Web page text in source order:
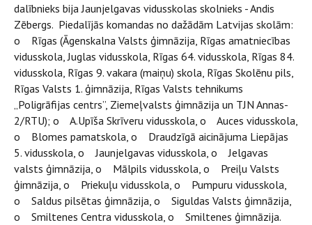
dalībnieks bija Jaunjelgavas vidusskolas skolnieks - Andis
Zēbergs. Piedalījās komandas no dažādām Latvijas skolām:
o Rīgas (Āgenskalna Valsts ģimnāzija, Rīgas amatniecības
vidusskola, Juglas vidusskola, Rīgas 64. vidusskola, Rīgas 84.
vidusskola, Rīgas 9. vakara (maiņu) skola, Rīgas Skolēnu pils,
Rīgas Valsts 1. ģimnāzija, Rīgas Valsts tehnikums
„Poligrāfijas centrs”, Ziemeļvalsts ģimnāzija un TJN Annas-
2/RTU); o A.Upīša Skrīveru vidusskola, o Auces vidusskola,
o Blomes pamatskola, o Draudzīgā aicinājuma Liepājas
5. vidusskola, o Jaunjelgavas vidusskola, o Jelgavas
valsts ģimnāzija, o Mālpils vidusskola, o Preiļu Valsts
ģimnāzija, o Priekuļu vidusskola, o Pumpuru vidusskola,
o Saldus pilsētas ģimnāzija, o Siguldas Valsts ģimnāzija,
o Smiltenes Centra vidusskola, o Smiltenes ģimnāzija.